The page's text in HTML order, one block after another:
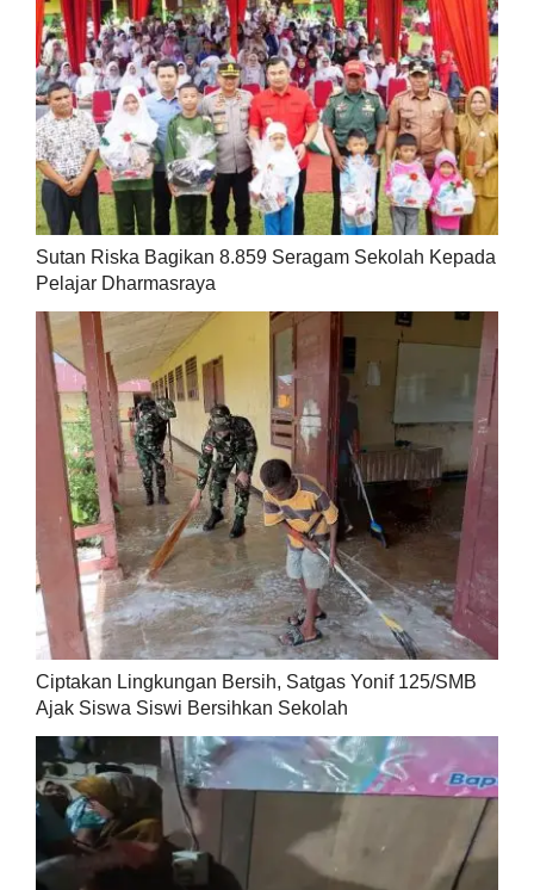
Sutan Riska Bagikan 8.859 Seragam Sekolah Kepada
Pelajar Dharmasraya
Ciptakan Lingkungan Bersih, Satgas Yonif 125/SMB
Ajak Siswa Siswi Bersihkan Sekolah